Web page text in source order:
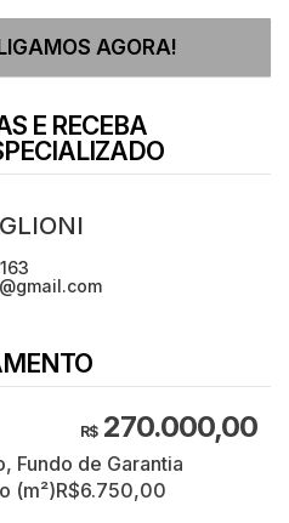
AGORA!
E RECEBA
R$270.000,00
Fundo de Garantia
(m²)R$6.750,00